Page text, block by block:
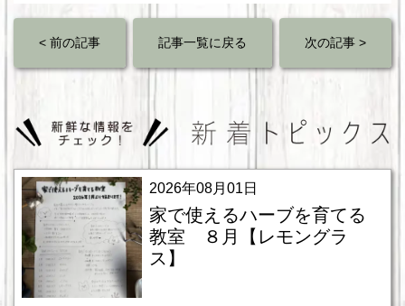
< 前の記事 記事一覧に戻る 次の記事 >
2026年08月01日
家で使えるハーブを育てる
教室 ８月【レモングラ
ス】